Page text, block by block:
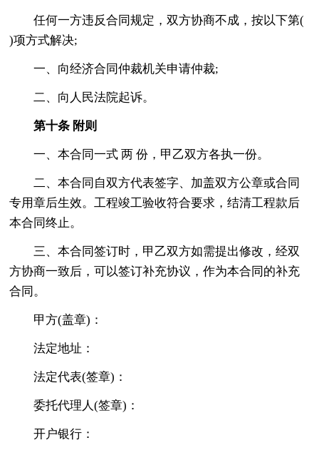
任何一方违反合同规定，双方协商不成，按以下第(
)项方式解决;
一、向经济合同仲裁机关申请仲裁;
二、向人民法院起诉。
第十条 附则
一、本合同一式 两 份，甲乙双方各执一份。
二、本合同自双方代表签字、加盖双方公章或合同
专用章后生效。工程竣工验收符合要求，结清工程款后
本合同终止。
三、本合同签订时，甲乙双方如需提出修改，经双
方协商一致后，可以签订补充协议，作为本合同的补充
合同。
甲方(盖章)：
法定地址：
法定代表(签章)：
委托代理人(签章)：
开户银行：